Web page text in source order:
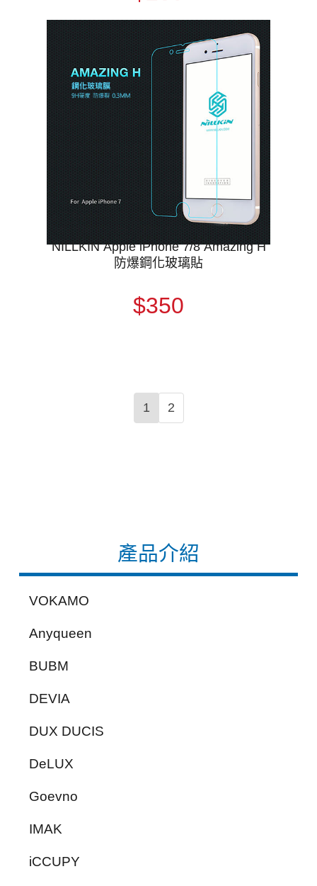
產品介紹
VOKAMO
Anyqueen
BUBM
DEVIA
DUX DUCIS
DeLUX
Goevno
IMAK
iCCUPY
NILLKIN Apple iPhone 7/8 Amazing H
防爆鋼化玻璃貼
$350
1 2